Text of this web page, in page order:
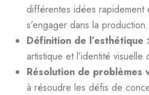
différentes idées rapidement
s’engager dans la production.
Définition de l’esthétique :
artistique et l’identité visuelle
Résolution de problèmes
à résoudre les défis de